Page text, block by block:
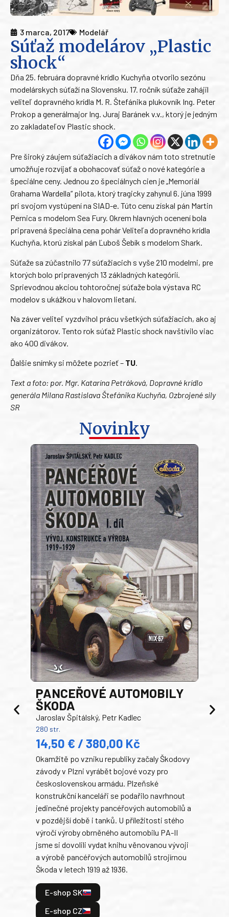
3 marca, 2017 Modelář
Súťaž modelárov „Plastic
shock“
Dňa 25. februára dopravné krídlo Kuchyňa otvorilo sezónu
modelárskych súťaží na Slovensku. 17. ročník súťaže zahájil
veliteľ dopravného krídla M. R. Štefánika plukovník Ing. Peter
Prokop a generálmajor Ing. Juraj Baránek v.v., ktorý je jedným
zo zakladateľov Plastic shock.
Pre široký záujem súťažiacich a divákov nám toto stretnutie
umožňuje rozvíjať a obohacovať súťaž o nové kategórie a
špeciálne ceny. Jednou zo špeciálnych cien je „Memoriál
Grahama Wardella“ pilota, ktorý tragicky zahynul 6. júna 1999
pri svojom vystúpení na SIAD-e. Túto cenu získal pán Martin
Pernica s modelom Sea Fury. Okrem hlavných ocenení bola
pripravená špeciálna cena pohár Veliteľa dopravného krídla
Kuchyňa, ktorú získal pán Ľuboš Šebík s modelom Shark.
Súťaže sa zúčastnilo 77 súťažiacich s vyše 210 modelmi, pre
ktorých bolo pripravených 13 základných kategórií.
Sprievodnou akciou tohtoročnej súťaže bola výstava RC
modelov s ukážkou v halovom lietaní.
Na záver veliteľ vyzdvihol prácu všetkých súťažiacich, ako aj
organizátorov. Tento rok súťaž Plastic shock navštívilo viac
ako 400 divákov.
Ďalšie snímky si môžete pozrieť – TU.
Text a foto: por. Mgr. Katarína Petráková, Dopravné krídlo
generála Milana Rastislava Štefánika Kuchyňa, Ozbrojené sily
SR
Novinky
PANCEŘOVÉ AUTOMOBILY
ŠKODA
Jaroslav Špitálský, Petr Kadlec
280 str.
14,50 € / 380,00 Kč
Okamžitě po vzniku republiky začaly Škodovy
závody v Plzni vyrábět bojové vozy pro
československou armádu. Plzeňské
konstrukční kanceláři se podařilo navrhnout
jedinečné projekty pancéřových automobilů a
v pozdější době i tanků. U příležitosti stého
výročí výroby obrněného automobilu PA-II
jsme si dovolili vydat knihu věnovanou vývoji
a výrobě pancéřových automobilů strojírnou
Škoda v letech 1919 až 1936.
E-shop SK
E-shop CZ